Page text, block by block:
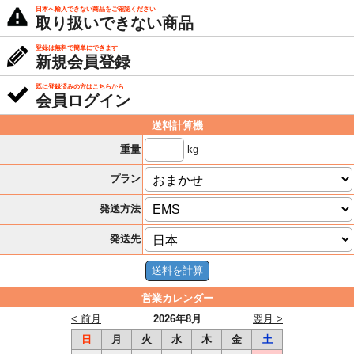
日本へ輸入できない商品をご確認ください
取り扱いできない商品
登録は無料で簡単にできます
新規会員登録
既に登録済みの方はこちらから
会員ログイン
送料計算機
重量
kg
プラン
発送方法
発送先
営業カレンダー
2026年8月
< 前月
翌月 >
日
月 火 水 木 金
土